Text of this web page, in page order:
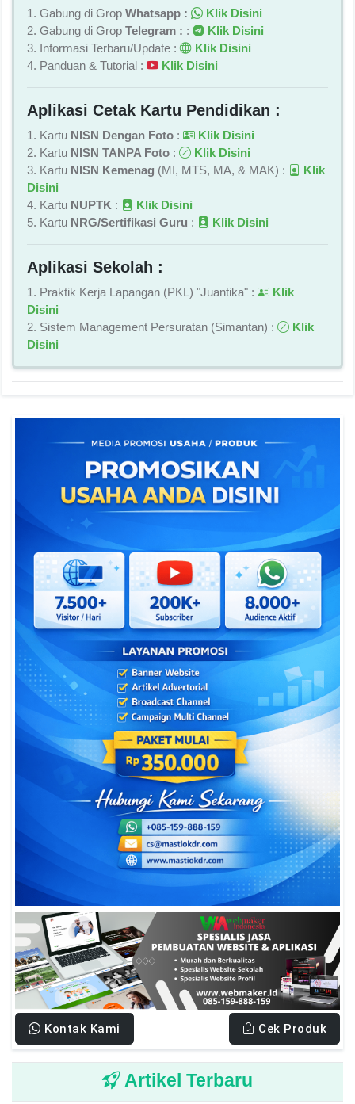
1. Gabung di Grop Whatsapp :
Klik Disini
2. Gabung di Grop Telegram : :
Klik Disini
3. Informasi Terbaru/Update :
Klik Disini
4. Panduan & Tutorial :
Klik Disini
Aplikasi Cetak Kartu Pendidikan :
1. Kartu NISN Dengan Foto :
Klik Disini
2. Kartu NISN TANPA Foto :
Klik Disini
3. Kartu NISN Kemenag (MI, MTS, MA, & MAK) :
Klik
Disini
4. Kartu NUPTK :
Klik Disini
5. Kartu NRG/Sertifikasi Guru : Klik Disini
Aplikasi Sekolah :
1. Praktik Kerja Lapangan (PKL) "Juantika" :
Klik
Disini
2. Sistem Management Persuratan (Simantan) :
Klik
Disini
Kontak Kami Cek Produk
Artikel Terbaru